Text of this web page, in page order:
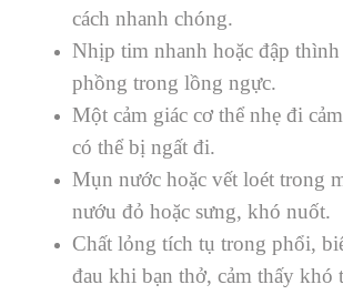
cách nhanh chóng.
Nhịp tim nhanh hoặc đập
phồng trong lồng ngực.
Một cảm giác cơ thể nhẹ đi
có thể bị ngất đi.
Mụn nước hoặc vết loét trong
nướu đỏ hoặc sưng, khó nuốt.
Chất lỏng tích tụ trong phổi,
đau khi bạn thở, cảm thấy khó